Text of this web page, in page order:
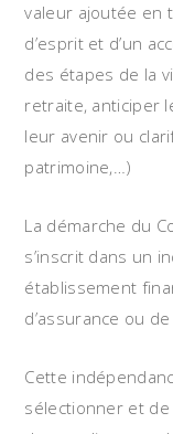
valeur ajoutée en
d’esprit et d’un
des étapes de la
retraite, anticiper
leur avenir ou
patrimoine,…)
La démarche du
s’inscrit dans un
établissement
d’assurance ou
Cette
sélectionner et